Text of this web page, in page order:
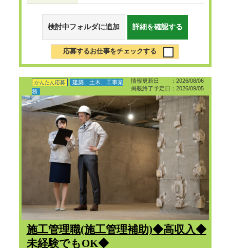
検討中フォルダに追加 詳細を確認する
応募するお仕事をチェックする
情報更新日 ：2026/08/06
掲載終了予定日：2026/09/05
かんたん応募
建築、土木、工事業
務
施工管理職(施工管理補助)◆高収入◆
未経験でもOK◆